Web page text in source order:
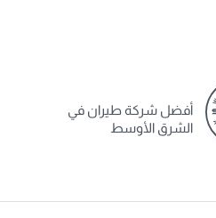
أفضل شركة طيران في
الشرق الأوسط